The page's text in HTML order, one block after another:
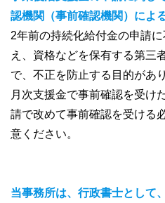
認機関
（事前確認機関） によ
2年前の持続化給付金の申請
え、資格などを保有する第三
で、不正を防止する目的があ
月次支援金で事前確認を受け
請で改めて事前確認を受ける
意ください。
当事務所は、行政書士として